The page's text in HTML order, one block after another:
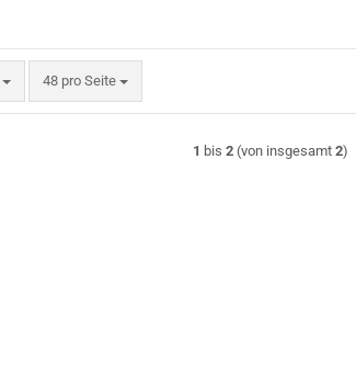
48 pro Seite
pro Seite
1 bis2 (von insgesamt2)